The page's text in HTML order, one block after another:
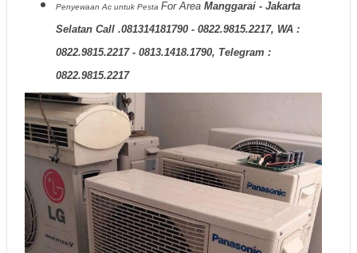
Penyewaan Ac untuk Pesta For Area Manggarai - Jakarta
Selatan Call .081314181790 - 0822.9815.2217, WA :
0822.9815.2217 - 0813.1418.1790, Telegram :
0822.9815.2217